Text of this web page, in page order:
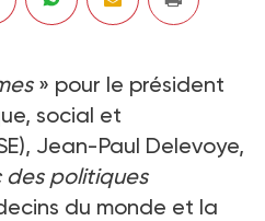
» pour le président
social et
Jean-Paul Delevoye,
des politiques
du monde et la